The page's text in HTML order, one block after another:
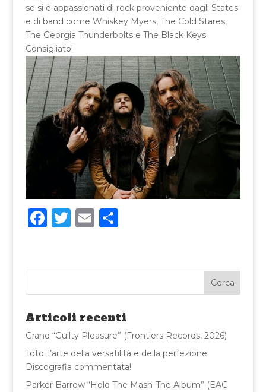
se si è appassionati di rock proveniente dagli States
e di band come Whiskey Myers, The Cold Stares,
The Georgia Thunderbolts e The Black Keys.
Consigliato!
F
e
b
o
o
k
T
te
r
E
l
C
di
vi
di
Articoli recenti
Grand “Guilty Pleasure” (Frontiers Records, 2026)
Toto: l’arte della versatilità e della perfezione.
Discografia commentata!
Parker Barrow “Hold The Mash-The Album” (EAG